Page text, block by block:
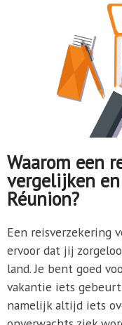
Waarom een
vergelijken
Réunion?
Een reisverzekering
ervoor dat jij
land. Je bent goed
vakantie iets
namelijk altijd iets